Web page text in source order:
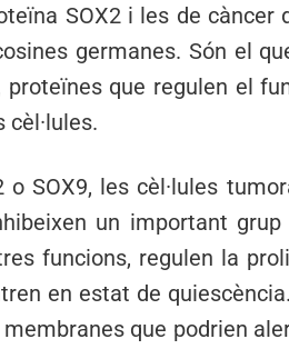
SOX2 i les de
germanes. Són el
proteïnes que regulen el
o SOX9, les cèl·lules
un important
funcions, regulen la
en estat de
que podrien